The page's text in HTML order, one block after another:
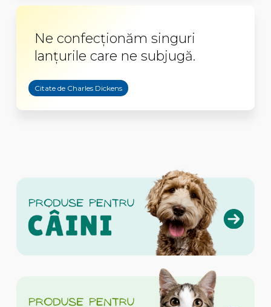
Ne confecționăm singuri
lanțurile care ne subjugă.
Citate de Charles Dickens